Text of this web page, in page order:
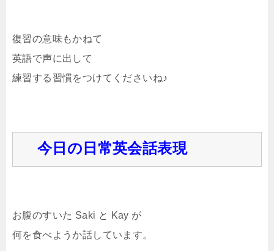
復習の意味もかねて
英語で声に出して
練習する習慣をつけてくださいね♪
今日の日常英会話表現
お腹のすいた Saki と Kay が
何を食べようか話しています。